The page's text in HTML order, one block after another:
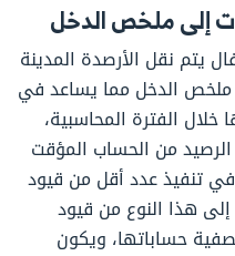
يتم نقل الأرصدة المدينة
ملخص الدخل مما يساعد في
الفترة المحاسبية،
الرصيد من الحساب المؤقت
تنفيذ عدد أقل من قيود
إلى هذا النوع من قيود
حساباتها، ويكون